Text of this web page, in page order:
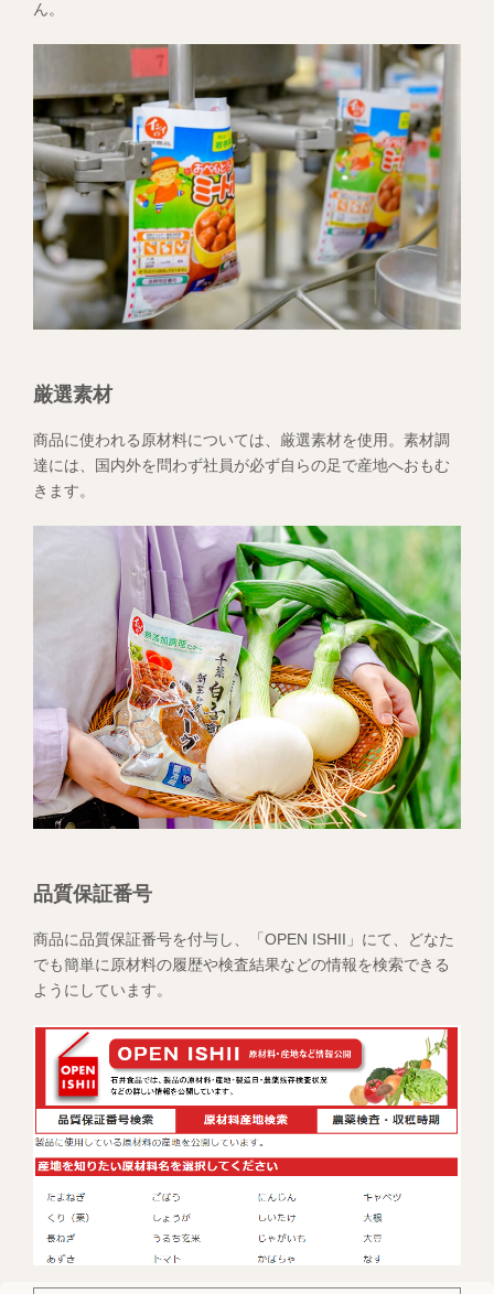
ん。
厳選素材
商品に使われる原材料については、厳選素材を使用。素材調
達には、国内外を問わず社員が必ず自らの足で産地へおもむ
きます。
品質保証番号
商品に品質保証番号を付与し、「OPEN ISHII」にて、どなた
でも簡単に原材料の履歴や検査結果などの情報を検索できる
ようにしています。